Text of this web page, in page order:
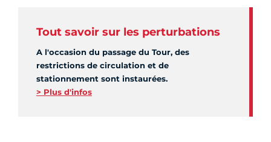
Tout savoir sur les perturbations
A l'occasion du passage du Tour, des
restrictions de circulation et de
stationnement sont instaurées.
> Plus d'infos